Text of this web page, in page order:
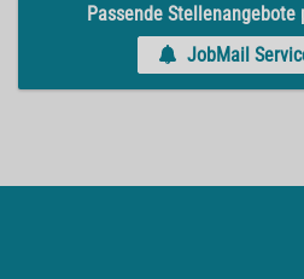
Passende Stellenangebote
JobMail